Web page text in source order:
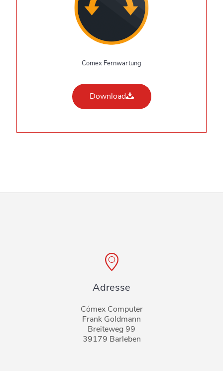
Comex Fernwartung
Download
Adresse
Cómex Computer
Frank Goldmann
Breiteweg 99
39179 Barleben